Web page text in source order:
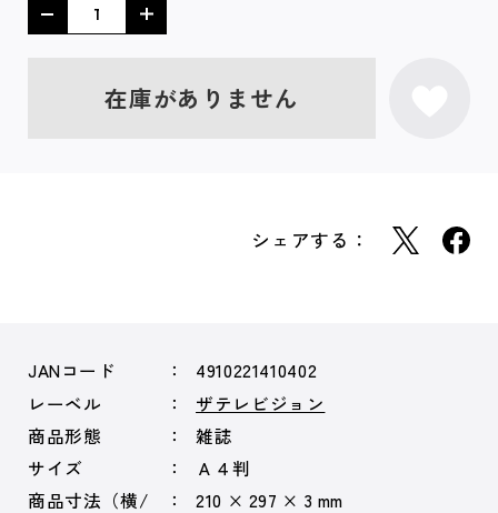
在庫がありません
シェアする：
JANコード
4910221410402
レーベル
ザテレビジョン
商品形態
雑誌
サイズ
Ａ４判
商品寸法（横/
210 × 297 × 3 mm